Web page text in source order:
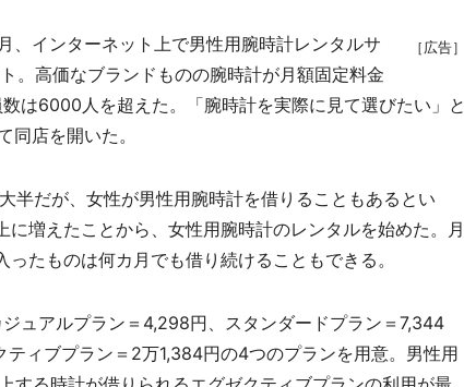
［広告］
インターネット上で男性用腕時計レンタルサ
。高価なブランドものの腕時計が月額固定料金
は6000人を超えた。「腕時計を実際に見て選びたい」と
店を開いた。
だが、女性が男性用腕時計を借りることもあるとい
に増えたことから、女性用腕時計のレンタルを始めた。月
たものは何カ月でも借り続けることもできる。
ュアルプラン＝4,298円、スタンダードプラン＝7,344
ィブプラン＝2万1,384円の4つのプランを用意。男性用